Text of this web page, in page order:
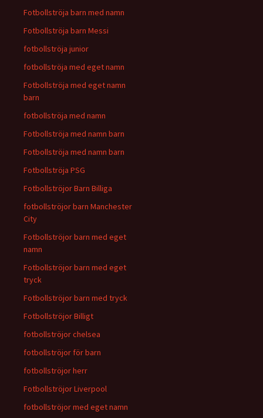
Fotbollströja barn med namn
Fotbollströja barn Messi
fotbollströja junior
fotbollströja med eget namn
Fotbollströja med eget namn
barn
fotbollströja med namn
Fotbollströja med namn barn
Fotbollströja med namn barn
Fotbollströja PSG
Fotbollströjor Barn Billiga
fotbollströjor barn Manchester
City
Fotbollströjor barn med eget
namn
Fotbollströjor barn med eget
tryck
Fotbollströjor barn med tryck
Fotbollströjor Billigt
fotbollströjor chelsea
fotbollströjor för barn
fotbollströjor herr
Fotbollströjor Liverpool
fotbollströjor med eget namn